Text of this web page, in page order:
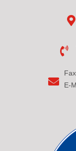
E-